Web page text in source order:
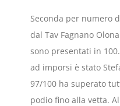
Seconda per numero
dal Tav Fagnano
sono presentati in
ad imporsi è stato
97/100 ha superato
podio fino alla vetta.